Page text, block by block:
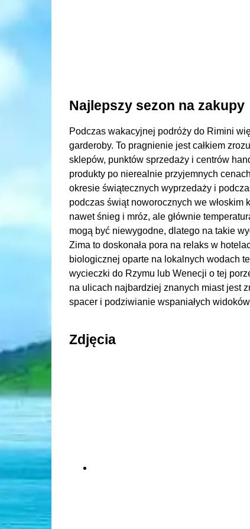
Najlepszy sezon na zakupy
Podczas wakacyjnej podróży do Rimini
garderoby. To pragnienie jest całkiem
sklepów, punktów sprzedaży i centrów
produkty po nierealnie przyjemnych
okresie świątecznych wyprzedaży i
podczas świąt noworocznych we
nawet śnieg i mróz, ale głównie
mogą być niewygodne, dlatego na takie
Zima to doskonała pora na relaks w
biologicznej oparte na lokalnych wodach
wycieczki do Rzymu lub Wenecji o tej
na ulicach najbardziej znanych miast jest
spacer i podziwianie wspaniałych
Zdjęcia